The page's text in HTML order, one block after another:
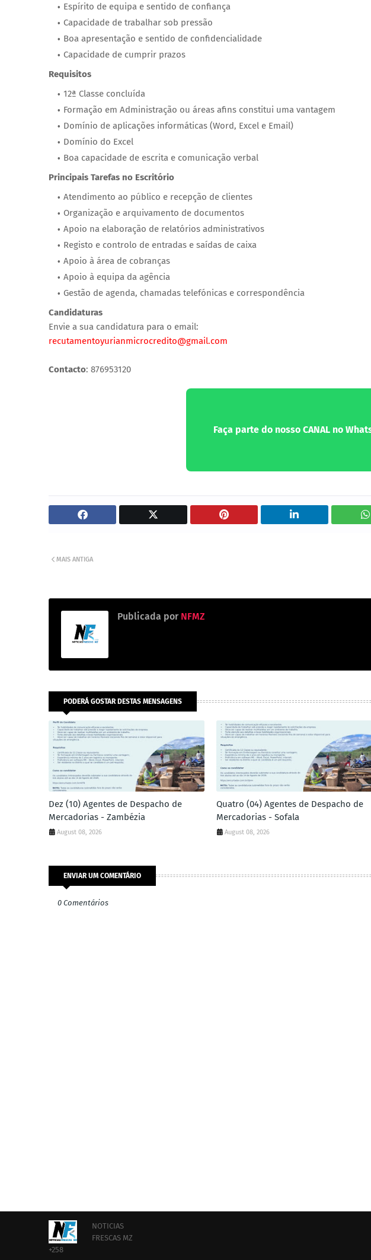
Espírito de equipa e sentido de confiança
Capacidade de trabalhar sob pressão
Boa apresentação e sentido de confidencialidade
Capacidade de cumprir prazos
Requisitos
12ª Classe concluída
Formação em Administração ou áreas afins constitui uma vantagem
Domínio de aplicações informáticas (Word, Excel e Email)
Domínio do Excel
Boa capacidade de escrita e comunicação verbal
Principais Tarefas no Escritório
Atendimento ao público e recepção de clientes
Organização e arquivamento de documentos
Apoio na elaboração de relatórios administrativos
Registo e controlo de entradas e saídas de caixa
Apoio à área de cobranças
Apoio à equipa da agência
Gestão de agenda, chamadas telefónicas e correspondência
Candidaturas
Envie a sua candidatura para o email:
recutamentoyurianmicrocredito@gmail.com
Contacto: 876953120
Faça parte do nosso CANAL no
MAIS ANTIGA
Publicada por NFMZ
PODERÁ GOSTAR DESTAS MENSAGENS
Dez (10) Agentes de Despacho de
Mercadorias - Zambézia
August 08, 2026
Quatro (04) Agentes de Despacho de
Mercadorias - Sofala
August 08, 2026
ENVIAR UM COMENTÁRIO
0 Comentários
NOTICIAS
FRESCAS MZ
+258